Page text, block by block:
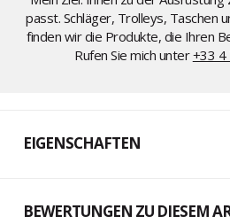
passt. Schläger, Trolleys, Taschen
finden wir die Produkte, die Ihren
Rufen Sie mich unter+33 4
EIGENSCHAFTEN
BEWERTUNGEN ZU DIESEM